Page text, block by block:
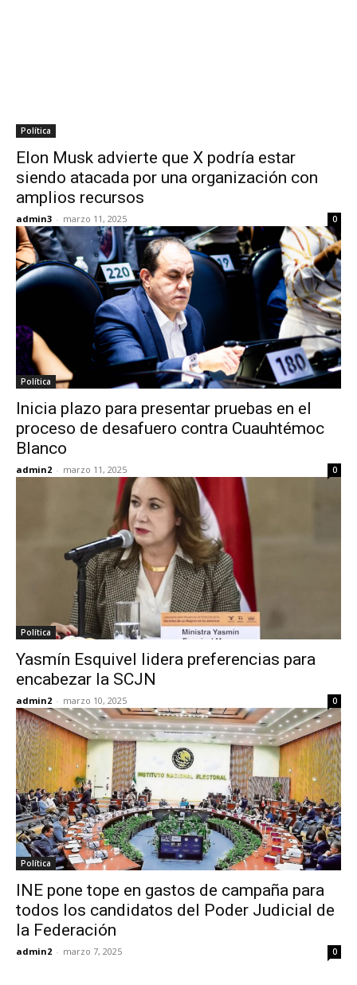
Política
Elon Musk advierte que X podría estar
siendo atacada por una organización con
amplios recursos
admin3 - marzo 11, 2025 0
Política
Inicia plazo para presentar pruebas en el
proceso de desafuero contra Cuauhtémoc
Blanco
admin2 - marzo 11, 2025 0
Política
Yasmín Esquivel lidera preferencias para
encabezar la SCJN
admin2 - marzo 10, 2025 0
Política
INE pone tope en gastos de campaña para
todos los candidatos del Poder Judicial de
la Federación
admin2 - marzo 7, 2025 0